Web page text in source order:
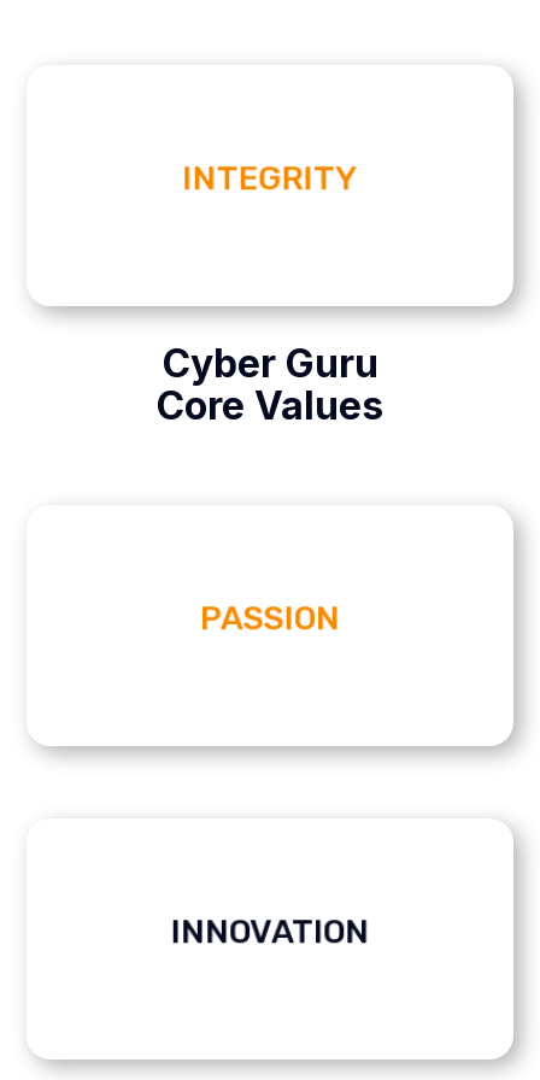
INTEGRITY
keep our promises and expect others to
Cyber Guru
Core Values
PASSION
combining sharp minds and caring hearts.
INNOVATION
serve the safety of people in an ever more